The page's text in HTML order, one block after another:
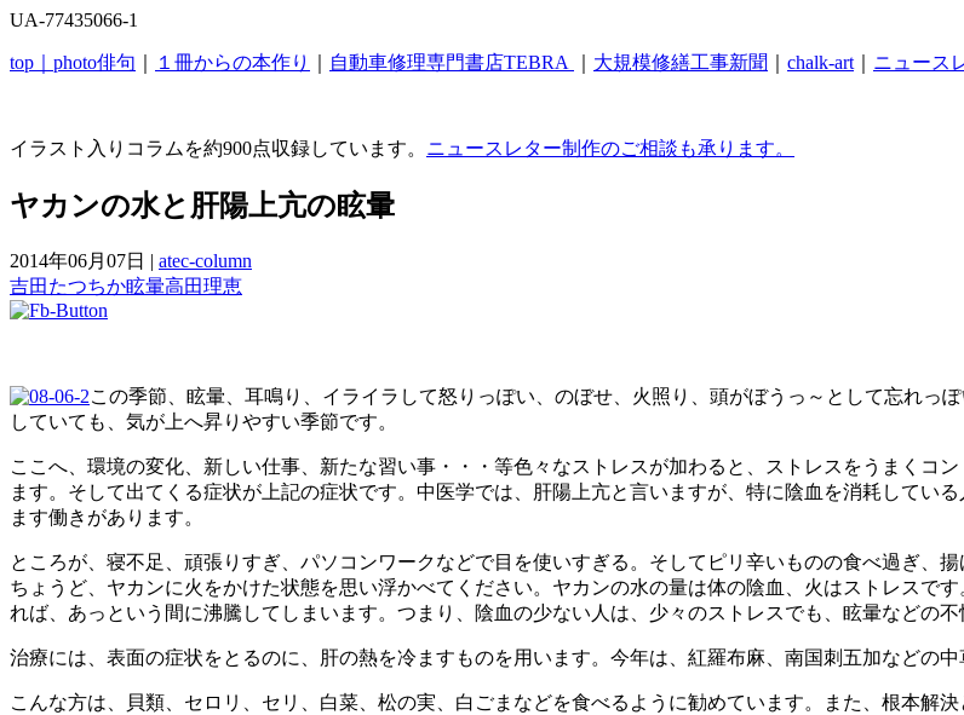
UA-77435066-1
top｜ photo俳句 １冊からの本作り 自動車修理専門書店TEBRA 大規模修繕工事新聞 chalk-art ニュース
イラスト入りコラムを約900点収録しています。 ニュースレター制作のご相談も承ります。
ヤカンの水と肝陽上亢の眩暈
2014年06月07日 | atec-column
吉田たつちか眩暈高田理恵
この季節、眩暈、耳鳴り、イライラして怒りっぽい、のぼせ、火照り、頭がぼうっ～として忘れっ
していても、気が上へ昇りやすい季節です。
ここへ、環境の変化、新しい仕事、新たな習い事・・・等色々なストレスが加わると、ストレスをうまくコ
ます。そして出てくる症状が上記の症状です。中医学では、肝陽上亢と言いますが、特に陰血を消耗してい
ます働きがあります。
ところが、寝不足、頑張りすぎ、パソコンワークなどで目を使いすぎる。そしてピリ辛いものの食べ過ぎ、
ちょうど、ヤカンに火をかけた状態を思い浮かべてください。ヤカンの水の量は体の陰血、火はストレスで
れば、あっという間に沸騰してしまいます。つまり、陰血の少ない人は、少々のストレスでも、眩暈などの不
治療には、表面の症状をとるのに、肝の熱を冷ますものを用います。今年は、紅羅布麻、南国刺五加などの
こんな方は、貝類、セロリ、セリ、白菜、松の実、白ごまなどを食べるように勧めています。また、根本解